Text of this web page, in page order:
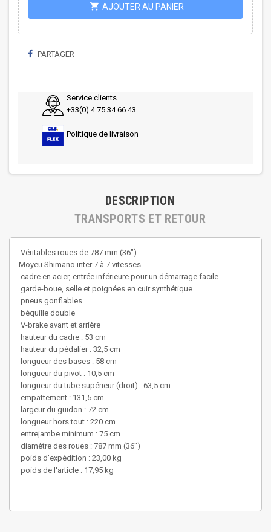
shopping_cart AJOUTER AU PANIER
PARTAGER
Service clients
+33(0) 4 75 34 66 43
Politique de livraison
DESCRIPTION
TRANSPORTS ET RETOUR
Véritables roues de 787 mm (36")
Moyeu Shimano inter 7 à 7 vitesses
cadre en acier, entrée inférieure pour un démarrage facile
garde-boue, selle et poignées en cuir synthétique
pneus gonflables
béquille double
V-brake avant et arrière
hauteur du cadre : 53 cm
hauteur du pédalier : 32,5 cm
longueur des bases : 58 cm
longueur du pivot : 10,5 cm
longueur du tube supérieur (droit) : 63,5 cm
empattement : 131,5 cm
largeur du guidon : 72 cm
longueur hors tout : 220 cm
entrejambe minimum : 75 cm
diamètre des roues : 787 mm (36")
poids d'expédition : 23,00 kg
poids de l'article : 17,95 kg